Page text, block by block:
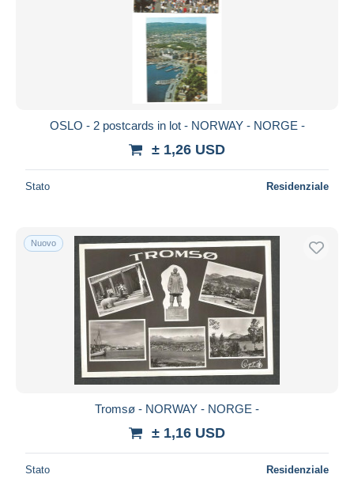
OSLO - 2 postcards in lot - NORWAY - NORGE -
± 1,26 USD
Stato Residenziale
Nuovo
Tromsø - NORWAY - NORGE -
± 1,16 USD
Stato Residenziale